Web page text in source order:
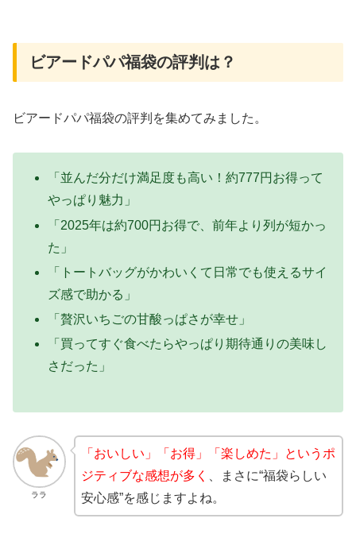
ビアードパパ福袋の評判は？
ビアードパパ福袋の評判を集めてみました。
「並んだ分だけ満足度も高い！約777円お得って
やっぱり魅力」
「2025年は約700円お得で、前年より列が短かっ
た」
「トートバッグがかわいくて日常でも使えるサイ
ズ感で助かる」
「贅沢いちごの甘酸っぱさが幸せ」
「買ってすぐ食べたらやっぱり期待通りの美味し
さだった」
ララ
「おいしい」「お得」「楽しめた」というポ
ジティブな感想が多く
、まさに“福袋らしい
安心感”を感じますよね。